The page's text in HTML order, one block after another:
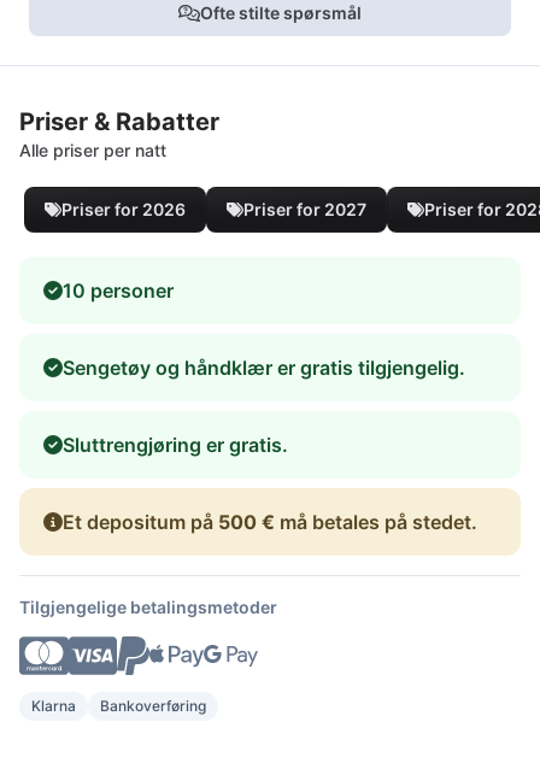
Ofte stilte spørsmål
Priser & Rabatter
Alle priser per natt
Priser for 2026 Priser for 2027 Priser for
10 personer
Sengetøy og håndklær er gratis tilgjengelig.
Sluttrengjøring er gratis.
Et depositum på 500 € må betales på stedet.
Tilgjengelige betalingsmetoder
Klarna Bankoverføring